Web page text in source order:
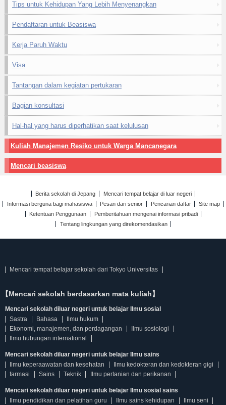
Tips untuk Kehidupan Yang Lebih Menyenangkan
Pendaftaran untuk Beasiswa
Kerja Paruh Waktu
Visa
Tantangan dalam kegiatan pertukaran
Bagian konsultasi
Hal-hal yang harus diperhatikan saat kelulusan
Kuliah Manajemen Resiko untuk Warga Mancanegara
Mencari beasiswa
Berita sekolah di Jepang
Mencari tempat belajar di luar negeri
Informasi berguna bagi mahasiswa
Pesan dari senior Pencarian daftar
Site map
Ketentuan Penggunaan
Pemberitahuan mengenai informasi pribadi
Tentang lingkungan yang direkomendasikan
Mencari tempat belajar sekolah dari Tokyo Universitas
【Mencari sekolah berdasarkan mata kuliah】
Mencari sekolah diluar negeri untuk belajar Ilmu sosial
Sastra
Bahasa
Ilmu hukum
Ekonomi, manajemen, dan perdagangan
Ilmu sosiologi
Ilmu hubungan international
Mencari sekolah diluar negeri untuk belajar Ilmu sains
Ilmu keperaawatan dan kesehatan
Ilmu kedokteran dan kedokteran gigi
farmasi
Sains Teknik Ilmu pertanian dan perikanan
Mencari sekolah diluar negeri untuk belajar Ilmu sosial sains
Ilmu pendidikan dan pelatihan guru
Ilmu sains kehidupan
Ilmu seni